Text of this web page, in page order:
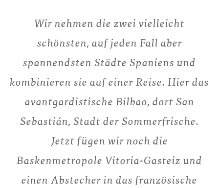
Wir nehmen die zwei vielleicht
schönsten, auf jeden Fall aber
spannendsten Städte Spaniens und
kombinieren sie auf einer Reise. Hier das
avantgardistische Bilbao, dort San
Sebastián, Stadt der Sommerfrische.
Jetzt fügen wir noch die
Baskenmetropole Vitoria-Gasteiz und
einen Abstecher in das französische